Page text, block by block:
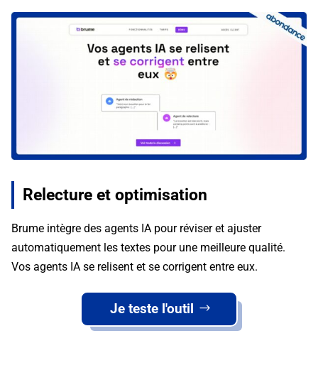
Relecture et optimisation
Brume intègre des agents IA pour réviser et ajuster
automatiquement les textes pour une meilleure qualité.
Vos agents IA se relisent et se corrigent entre eux.
Je teste l'outil